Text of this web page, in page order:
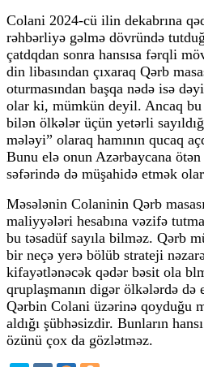
Colani 2024-cü ilin dekabrına
rəhbərliyə gəlmə dövründə
çatdqdan sonra hansısa fərqli
din libasından çıxaraq Qərb
oturmasından başqa nədə isə
olar ki, mümkün deyil. Ancaq
bilən ölkələr üçün yetərli
mələyi” olaraq hamının qucaq
Bunu elə onun Azərbaycana
səfərində də müşahidə etmək
Məsələnin Colaninin Qərb
maliyyələri hesabına vəzifə
bu təsadüf sayıla bilməz. Qərb
bir neçə yerə bölüb strateji
kifayətlənəcək qədər bəsit ola
qruplaşmanın digər ölkələrdə də
Qərbin Colani üzərinə qoyduğu
aldığı şübhəsizdir. Bunların
özünü çox da gözlətməz.